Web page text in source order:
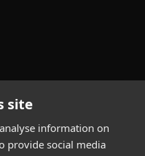
site
information on
provide social media